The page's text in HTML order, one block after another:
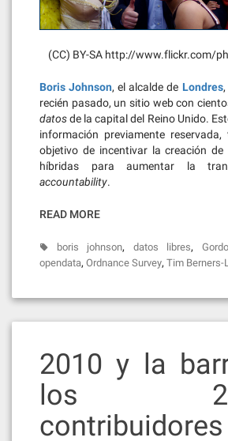
(CC) BY-SA http://www.flickr.com/
Boris Johnson, el alcalde de Londres,
recién pasado, un sitio web con
datosde la capital del Reino Unido.
información previamente
objetivo de incentivar la creación de
híbridas para aumentar la
accountability.
READ MORE
boris johnson, datos libres,
opendata, Ordnance Survey, Tim Berners-
2010 y la
los
contribuidores